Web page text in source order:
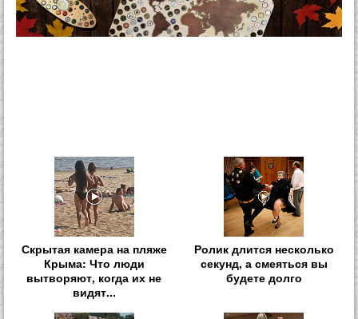
Скрытая камера на пляже
Крыма: Что люди
вытворяют, когда их не
видят...
Ролик длится несколько
секунд, а смеяться вы
будете долго